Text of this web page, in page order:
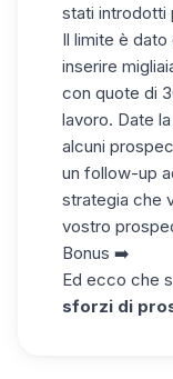
stati introdotti
Il limite è
inserire
con quote di
lavoro. Date
alcuni
un follow-up
strategia che
vostro
Bonus ➡️
Ed ecco che
sforzi di